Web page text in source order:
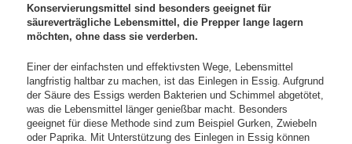
Konservierungsmittel sind besonders geeignet für
säureverträgliche Lebensmittel, die Prepper lange lagern
möchten, ohne dass sie verderben.
Einer der einfachsten und effektivsten Wege, Lebensmittel
langfristig haltbar zu machen, ist das Einlegen in Essig. Aufgrund
der Säure des Essigs werden Bakterien und Schimmel abgetötet,
was die Lebensmittel länger genießbar macht. Besonders
geeignet für diese Methode sind zum Beispiel Gurken, Zwiebeln
oder Paprika. Mit Unterstützung des Einlegen in Essig können